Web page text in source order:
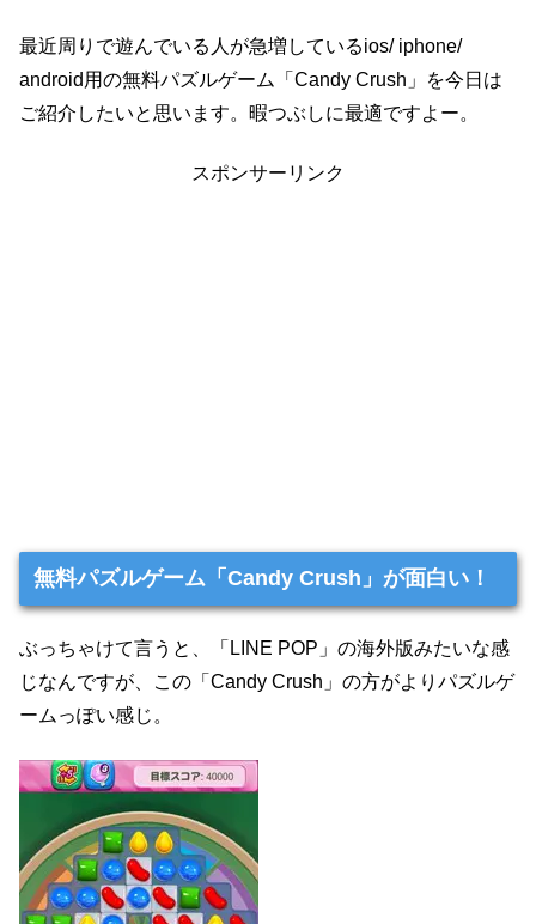
最近周りで遊んでいる人が急増しているios/ iphone/
android用の無料パズルゲーム「Candy Crush」を今日は
ご紹介したいと思います。暇つぶしに最適ですよー。
スポンサーリンク
無料パズルゲーム「Candy Crush」が面白い！
ぶっちゃけて言うと、「LINE POP」の海外版みたいな感
じなんですが、この「Candy Crush」の方がよりパズルゲ
ームっぽい感じ。